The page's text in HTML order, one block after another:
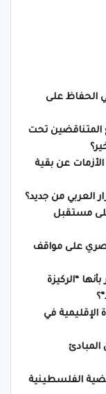
الحفاظ على
المتناقضين تحت
عن بقية
العربي من جديد؟
مستقبل
على مواقف
“الركيزة
في
المبادئ
الفلسطينية